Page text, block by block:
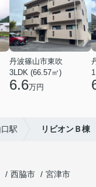
丹波篠山市東吹
3LDK (66.57㎡)
6.6万円
駅 リビオンＢ棟
西脇市
宮津市